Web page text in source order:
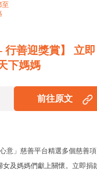
至
行善迎獎賞】 立即
下媽媽
前往原文
意」慈善平台精選多個慈善項
女及媽媽們獻上關懷。立即捐